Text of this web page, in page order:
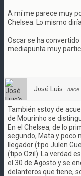
A mí me parece muy
Chelsea. Lo mismo
Oscar se ha
mediapunta muy
José Luis · hace
También estoy de
de Mourinho se
En el Chelsea, de lo
segundo, Mata y poco
llegador (tipo Julen
(tipo Ozil). La verdad
el 30 de Agosto y se
delanteros que tiene,